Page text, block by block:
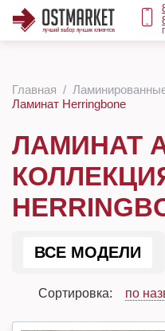
Главная
Ламинат Herringbone
ЛАМИНАТ
ВСЕ МОДЕЛИ
Сортировка: по